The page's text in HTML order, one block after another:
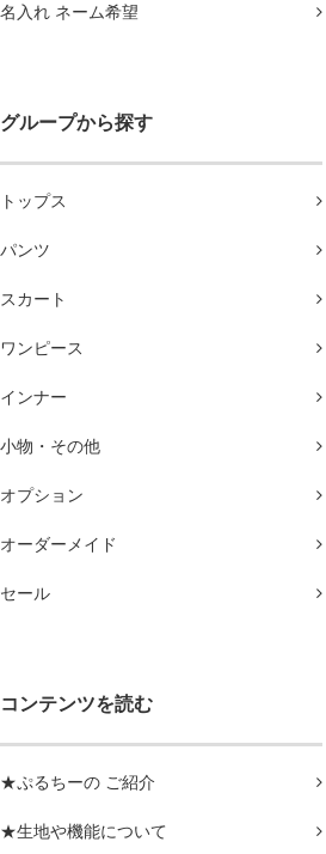
名入れ ネーム希望
グループから探す
トップス
パンツ
スカート
ワンピース
インナー
小物・その他
オプション
オーダーメイド
セール
コンテンツを読む
★ぷるちーの ご紹介
★生地や機能について